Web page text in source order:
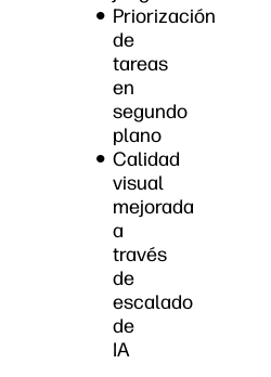
Priorización
de
tareas
en
segundo
plano
Calidad
visual
mejorada
a
través
de
escalado
de
IA